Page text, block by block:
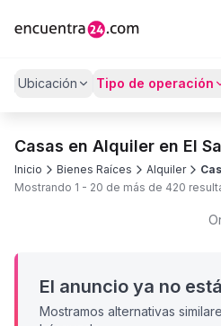
Ubicación Tipo de operación
Casas en Alquiler en El
Inicio Bienes Raíces Alquiler
Mostrando 1 - 20 de más de 420
El anuncio ya no
Mostramos alternativas